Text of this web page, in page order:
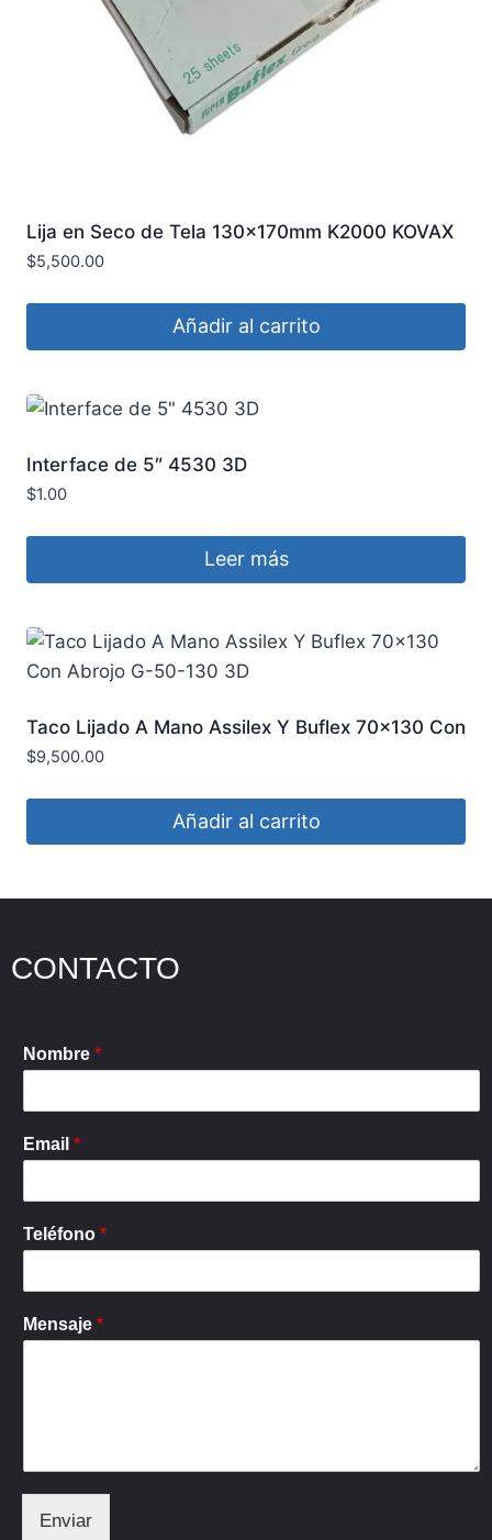
Lija en Seco de Tela 130x170mm K2000 KOVAX
$5,500.00
Añadir al carrito
Interface de 5″ 4530 3D
$1.00
Leer más
Taco Lijado A Mano Assilex Y Buflex 70×130 Con
Abrojo G-50-130 3D
$9,500.00
Añadir al carrito
CONTACTO
Nombre *
Email *
Teléfono *
Mensaje *
Enviar